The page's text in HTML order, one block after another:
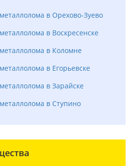
в Орехово-Зуево
в Воскресенске
в Коломне
в Егорьевске
в Зарайске
в Ступино